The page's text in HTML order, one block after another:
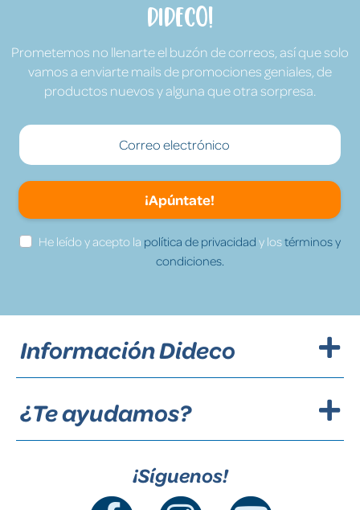
Dideco!
Prometemos no llenarte el buzón de correos, así que solo
vamos a enviarte mails de promociones geniales, de
productos nuevos y alguna que otra sorpresa.
¡Apúntate!
He leído y acepto la política de privacidad y lostérminos y
condiciones.
Información Dideco
¿Te ayudamos?
¡Síguenos!